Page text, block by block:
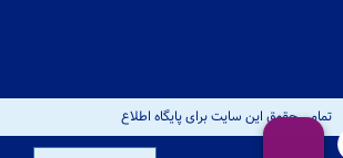
تمامی حقوق این سایت برای پایگاه اطلاع